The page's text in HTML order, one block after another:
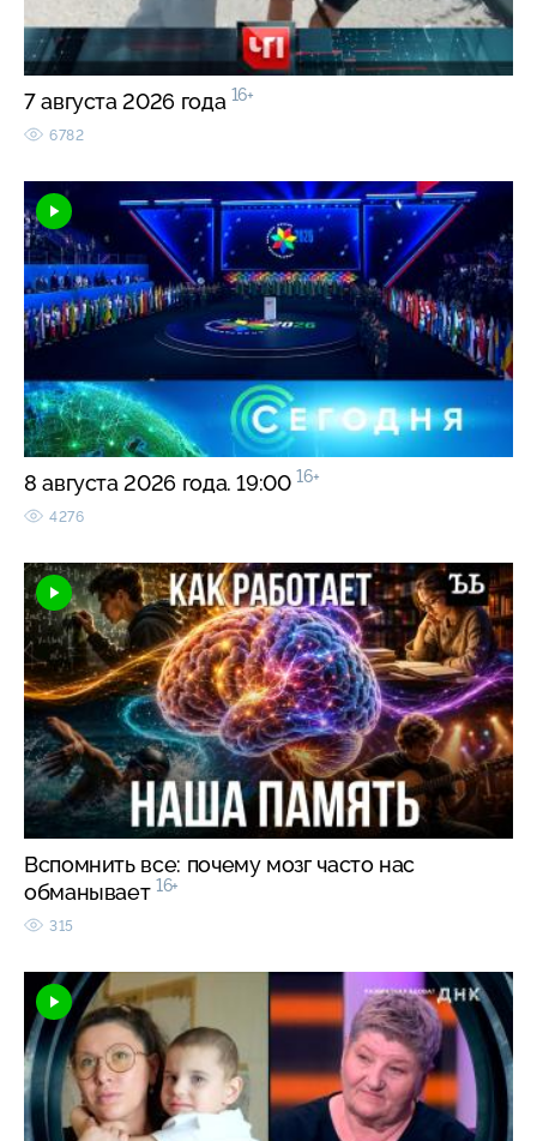
7 августа 2026 года 16+
6782
8 августа 2026 года. 19:00 16+
4276
Вспомнить все: почему мозг часто нас
обманывает 16+
315